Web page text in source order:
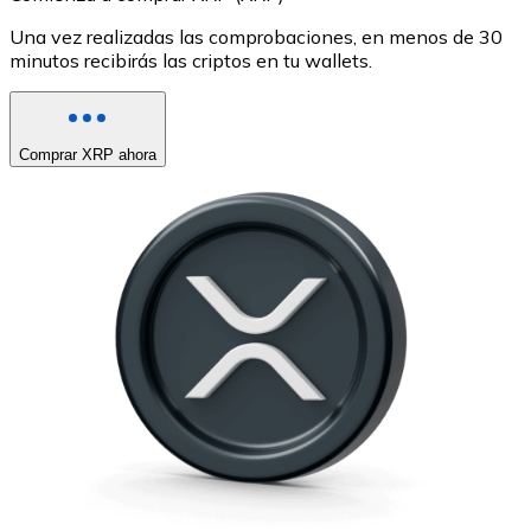
Una vez realizadas las comprobaciones, en menos de 30
minutos recibirás las criptos en tu wallets.
Comprar XRP ahora